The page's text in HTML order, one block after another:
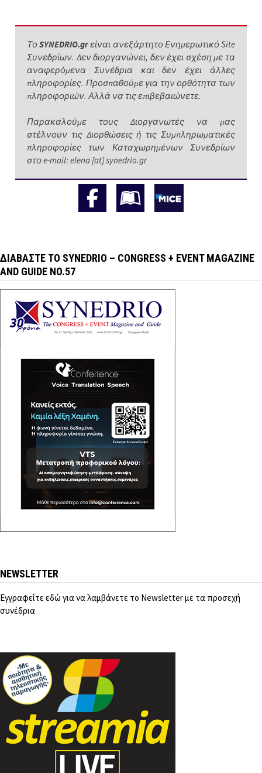
ΤοSYNEDRIO.grείναι ανεξάρτητο Ενημερωτικό Site
Συνεδρίων. Δεν διοργανώνει, δεν έχει σχέση με τα
αναφερόμενα Συνέδρια και δεν έχει άλλες
πληροφορίες. Προσπαθούμε για την ορθότητα των
πληροφοριών. Αλλά να τις επιβεβαιώνετε.
Παρακαλούμε τους Διοργανωτές να μας
στέλνουν τις Διορθώσεις ή τις Συμπληρωματικές
πληροφορίες των Καταχωρημένων Συνεδρίων
στο e-mail: elena [at] synedrio.gr
ΔΙΑΒΆΣΤΕ ΤΟ SYNEDRIO – CONGRESS + EVENT MAGAZINE
AND GUIDE NO.57
NEWSLETTER
Εγγραφείτε εδώ για να λαμβάνετε το Newsletter με τα προσεχή
συνέδρια